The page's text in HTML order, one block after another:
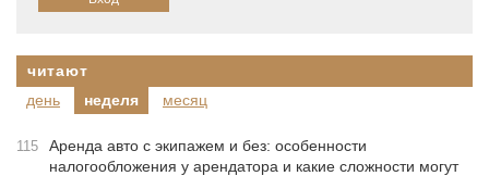
читают
день
неделя месяц
115
Аренда авто с экипажем и без: особенности
налогообложения у арендатора и какие сложности могут